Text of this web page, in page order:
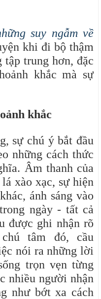
suy ngẫm về
khi đi bộ thậm
tập trung hơn, đặc
khắc mà sự
khắc
sự chú ý bắt đầu
những cách thức
Âm thanh của
xào xạc, sự hiện
ánh sáng vào
ngày - tất cả
được ghi nhận rõ
tâm đó, cầu
nói ra những lời
trọn vẹn từng
nhiều người nhận
như bớt xa cách